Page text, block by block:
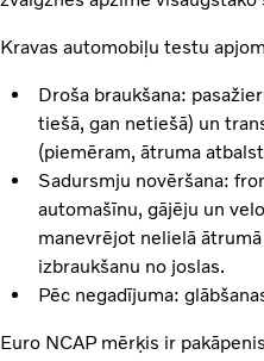
Kravas automobiļu testu
Droša braukšana:
tiešā, gan netiešā) un
(piemēram, ātruma
Sadursmju novēršana:
automašīnu, gājēju un
manevrējot nelielā
izbraukšanu no joslas.
Pēc negadījuma:
Euro NCAP mērķis ir